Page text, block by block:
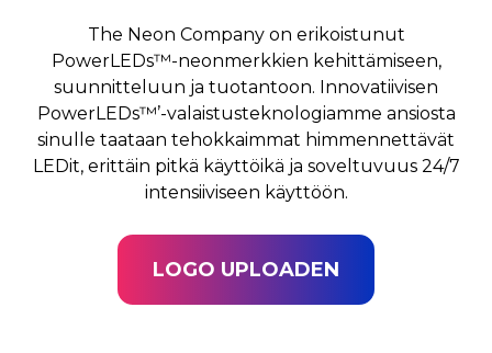
The Neon Company on erikoistunut
PowerLEDs™-neonmerkkien kehittämiseen,
suunnitteluun ja tuotantoon. Innovatiivisen
PowerLEDs™’-valaistusteknologiamme ansiosta
sinulle taataan tehokkaimmat himmennettävät
LEDit, erittäin pitkä käyttöikä ja soveltuvuus 24/7
intensiiviseen käyttöön.
LOGO UPLOADEN